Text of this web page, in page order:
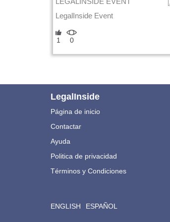
LegalInside Event
1 0
LegalInside
Página de inicio
Contactar
Ayuda
Politica de privacidad
Términos y Condiciones
ENGLISH ESPAÑOL